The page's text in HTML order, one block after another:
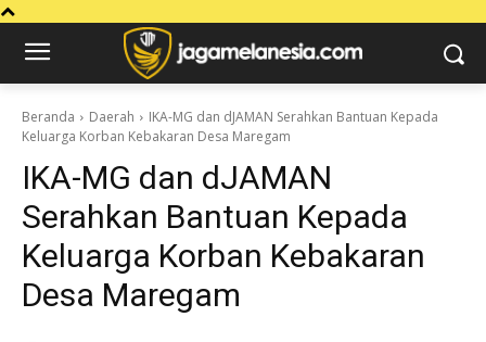
Beranda Daerah
IKA-MG dan dJAMAN Serahkan Bantuan Kepada
Keluarga Korban Kebakaran Desa Maregam
IKA-MG dan dJAMAN
Serahkan Bantuan Kepada
Keluarga Korban Kebakaran
Desa Maregam